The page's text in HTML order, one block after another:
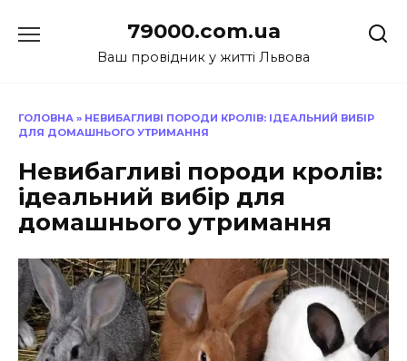
до
79000.com.ua
Ваш провідник у житті Львова
ГОЛОВНА » НЕВИБАГЛИВІ ПОРОДИ КРОЛІВ: ІДЕАЛЬНИЙ ВИБІР
ДЛЯ ДОМАШНЬОГО УТРИМАННЯ
Невибагливі породи кролів:
ідеальний вибір для
домашнього утримання